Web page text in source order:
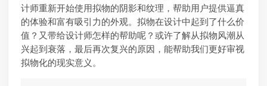
计师重新开始使用拟物的阴影和纹理，帮助用户提供逼真
的体验和富有吸引力的外观。拟物在设计中起到了什么价
值？又带给设计师怎样的帮助呢？或许了解从拟物风潮从
兴起到衰落，最后再次复兴的原因，能帮助我们更好审视
拟物化的现实意义。